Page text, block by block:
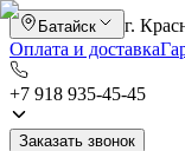
Батайск
г.
Оплата и доставка
+7 918 935-45-45
Заказать звонок